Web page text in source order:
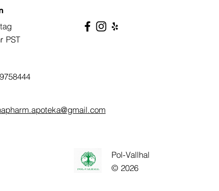
PST
Pol-Vallhal
© 2026